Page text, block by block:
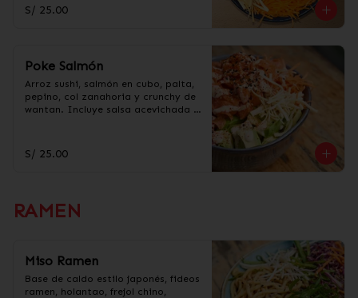
taré.
S/ 25.00
Poke Salmón
Arroz sushi, salmón en cubo, palta,
pepino, col zanahoria y crunchy de
wantan. Incluye salsa acevichada y
S/ 25.00
RAMEN
Miso Ramen
Base de caldo estilo japonés, fideos
ramen, holantao, frejol chino,